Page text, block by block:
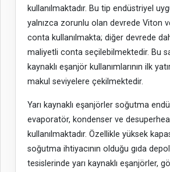
kullanılmaktadır. Bu tip endüstriyel
yalnızca zorunlu olan devrede Viton
conta kullanılmakta; diğer devrede
maliyetli conta seçilebilmektedir. Bu
kaynaklı eşanjör kullanımlarının ilk
makul seviyelere çekilmektedir.
Yarı kaynaklı eşanjörler soğutma
evaporatör, kondenser ve
kullanılmaktadır. Özellikle yüksek
soğutma ihtiyacının olduğu gıda
tesislerinde yarı kaynaklı eşanjörler,